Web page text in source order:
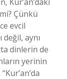
Çünkü
evcil
değil, aynı
dinlerin de
yerinin